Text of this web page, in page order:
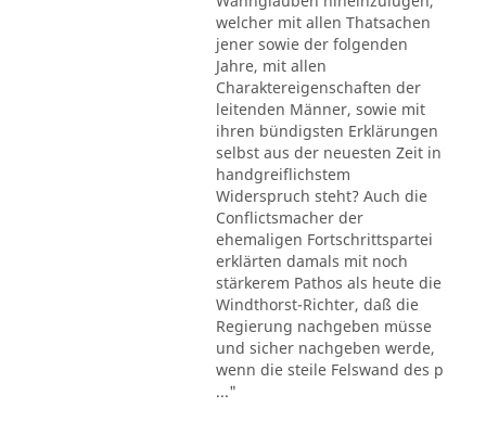
welcher mit allen Thatsachen
jener sowie der folgenden
Jahre, mit allen
Charaktereigenschaften der
leitenden Männer, sowie mit
ihren bündigsten Erklärungen
selbst aus der neuesten Zeit in
handgreiflichstem
Widerspruch steht? Auch die
Conflictsmacher der
ehemaligen Fortschrittspartei
erklärten damals mit noch
stärkerem Pathos als heute die
Windthorst-Richter, daß die
Regierung nachgeben müsse
und sicher nachgeben werde,
wenn die steile Felswand des p
..."